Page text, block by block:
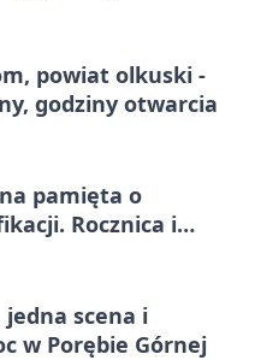
powiat olkuski -
godziny otwarcia
pamięta o
Rocznica i
jedna scena i
w Porębie Górnej